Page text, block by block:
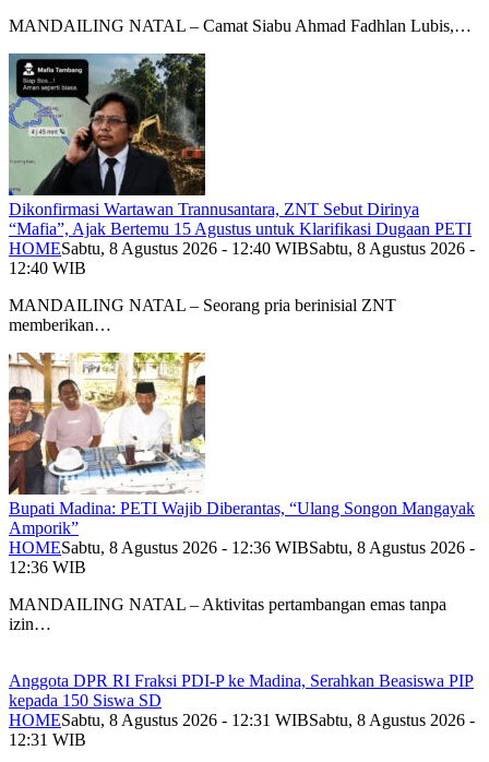
MANDAILING NATAL – Camat Siabu Ahmad Fadhlan Lubis,…
Dikonfirmasi Wartawan Trannusantara, ZNT Sebut Dirinya
“Mafia”, Ajak Bertemu 15 Agustus untuk Klarifikasi Dugaan PETI
HOMESabtu, 8 Agustus 2026 - 12:40 WIBSabtu, 8 Agustus 2026 -
12:40 WIB
MANDAILING NATAL – Seorang pria berinisial ZNT
memberikan…
Bupati Madina: PETI Wajib Diberantas, “Ulang Songon Mangayak
Amporik”
HOMESabtu, 8 Agustus 2026 - 12:36 WIBSabtu, 8 Agustus 2026 -
12:36 WIB
MANDAILING NATAL – Aktivitas pertambangan emas tanpa
izin…
Anggota DPR RI Fraksi PDI-P ke Madina, Serahkan Beasiswa PIP
kepada 150 Siswa SD
HOMESabtu, 8 Agustus 2026 - 12:31 WIBSabtu, 8 Agustus 2026 -
12:31 WIB